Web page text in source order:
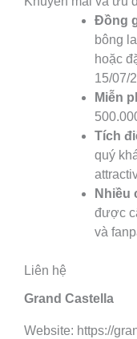
Đồng
bông
hoặc
15/07/
Miễn
Tích
quý
Nhiều
được
và
Liên hệ
Grand Castella
Website: https://